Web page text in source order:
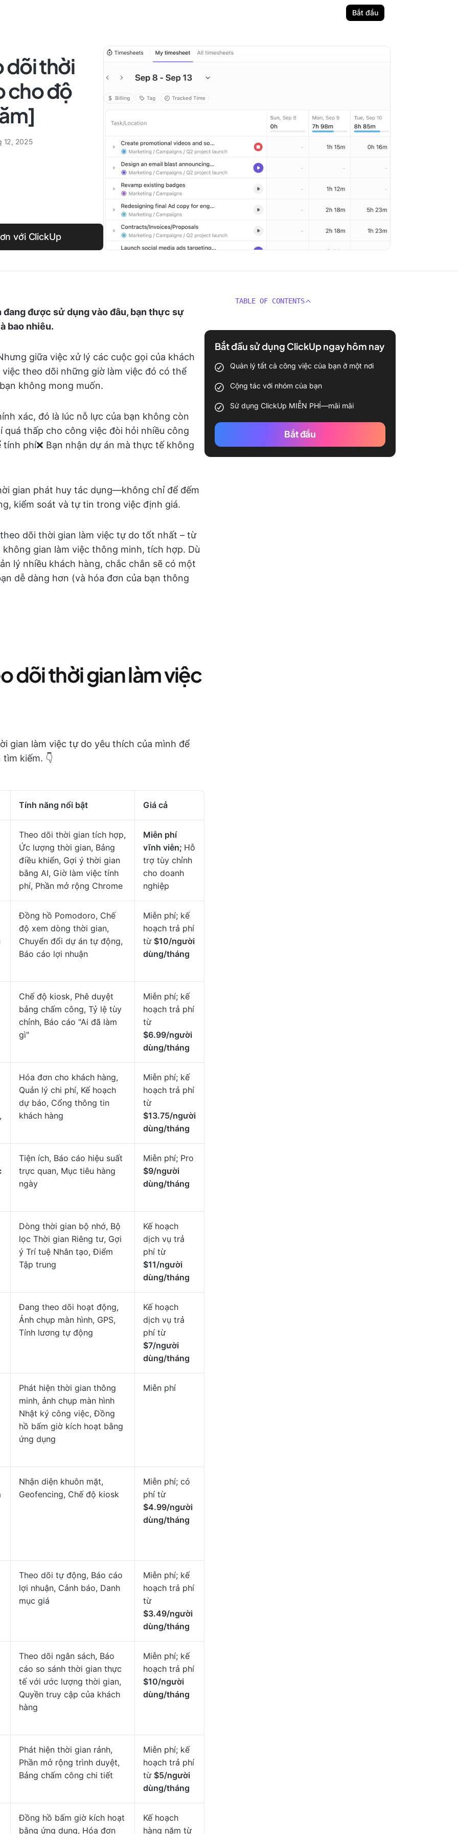
Bắt đầu
dõi thời
cho độ
12, 2025
với ClickUp
được sử dụng vào đâu, bạn thực sự
bao nhiêu.
giữa việc xử lý các cuộc gọi của khách
theo dõi những giờ làm việc đó có thể
không mong muốn.
xác, đó là lúc nỗ lực của bạn không còn
thấp cho công việc đòi hỏi nhiều công
phí❌ Bạn nhận dự án mà thực tế không
gian phát huy tác dụng—không chỉ để đếm
kiểm soát và tự tin trong việc định giá.
dõi thời gian làm việc tự do tốt nhất – từ
gian làm việc thông minh, tích hợp. Dù
lý nhiều khách hàng, chắc chắn sẽ có một
dễ dàng hơn (và hóa đơn của bạn thông
dõi thời gian làm việc
gian làm việc tự do yêu thích của mình để
kiếm. 👇
Tính năng nổi bật Giá cả
Theo dõi thời gian tích hợp,
Ức lượng thời gian, Bảng
điều khiển, Gợi ý thời gian
bằng AI, Giờ làm việc tính
phí, Phần mở rộng Chrome
Miễn phí
vĩnh viễn; Hỗ
trợ tùy chỉnh
cho doanh
nghiệp
Đồng hồ Pomodoro, Chế
độ xem dòng thời gian,
Chuyển đổi dự án tự động,
Báo cáo lợi nhuận
Miễn phí; kế
hoạch trả phí
từ $10/người
dùng/tháng
Chế độ kiosk, Phê duyệt
bảng chấm công, Tỷ lệ tùy
chỉnh, Báo cáo "Ai đã làm
gì"
Miễn phí; kế
hoạch trả phí
từ
$6.99/người
dùng/tháng
Hóa đơn cho khách hàng,
Quản lý chi phí, Kế hoạch
dự báo, Cổng thông tin
khách hàng
Miễn phí; kế
hoạch trả phí
từ
$13.75/người
dùng/tháng
Tiện ích, Báo cáo hiệu suất
trực quan, Mục tiêu hàng
ngày
Miễn phí; Pro
$9/người
dùng/tháng
Dòng thời gian bộ nhớ, Bộ
lọc Thời gian Riêng tư, Gợi
ý Trí tuệ Nhân tạo, Điểm
Tập trung
Kế hoạch
dịch vụ trả
phí từ
$11/người
dùng/tháng
Đang theo dõi hoạt động,
Ảnh chụp màn hình, GPS,
Tính lương tự động
Kế hoạch
dịch vụ trả
phí từ
$7/người
dùng/tháng
Phát hiện thời gian thông
minh, ảnh chụp màn hình
Nhật ký công việc, Đồng
hồ bấm giờ kích hoạt bằng
ứng dụng
Miễn phí
Nhận diện khuôn mặt,
Geofencing, Chế độ kiosk
Miễn phí; có
phí từ
$4.99/người
dùng/tháng
Theo dõi tự động, Báo cáo
lợi nhuận, Cảnh báo, Danh
mục giá
Miễn phí; kế
hoạch trả phí
từ
$3.49/người
dùng/tháng
Theo dõi ngân sách, Báo
cáo so sánh thời gian thực
tế với ước lượng thời gian,
Quyền truy cập của khách
hàng
Miễn phí; kế
hoạch trả phí
$10/người
dùng/tháng
Phát hiện thời gian rảnh,
Phần mở rộng trình duyệt,
Bảng chấm công chi tiết
Miễn phí; kế
hoạch trả phí
từ $5/người
dùng/tháng
Đồng hồ bấm giờ kích hoạt
bằng ứng dụng, Hóa đơn
Kế hoạch
hàng năm từ
TABLE OF CONTENTS
Bắt đầu sử dụng ClickUp ngay hôm nay
Quản lý tất cả công việc của bạn ở một nơi
Cộng tác với nhóm của bạn
Sử dụng ClickUp MIỄN PHÍ—mãi mãi
Bắt đầu